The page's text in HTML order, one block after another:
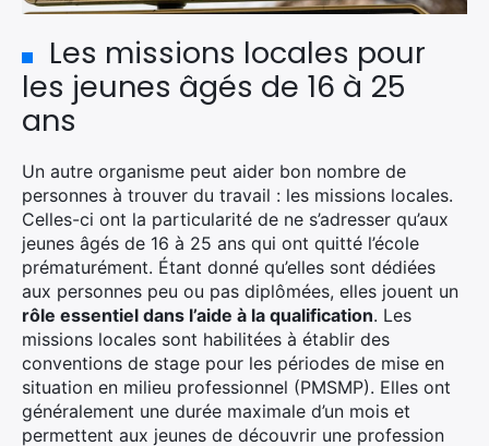
Les missions locales pour
les jeunes âgés de 16 à 25
ans
Un autre organisme peut aider bon nombre de
personnes à trouver du travail : les missions locales.
Celles-ci ont la particularité de ne s’adresser qu’aux
jeunes âgés de 16 à 25 ans qui ont quitté l’école
prématurément. Étant donné qu’elles sont dédiées
aux personnes peu ou pas diplômées, elles jouent un
rôle essentiel dans l’aide à la qualification. Les
missions locales sont habilitées à établir des
conventions de stage pour les périodes de mise en
situation en milieu professionnel (PMSMP). Elles ont
généralement une durée maximale d’un mois et
permettent aux jeunes de découvrir une profession